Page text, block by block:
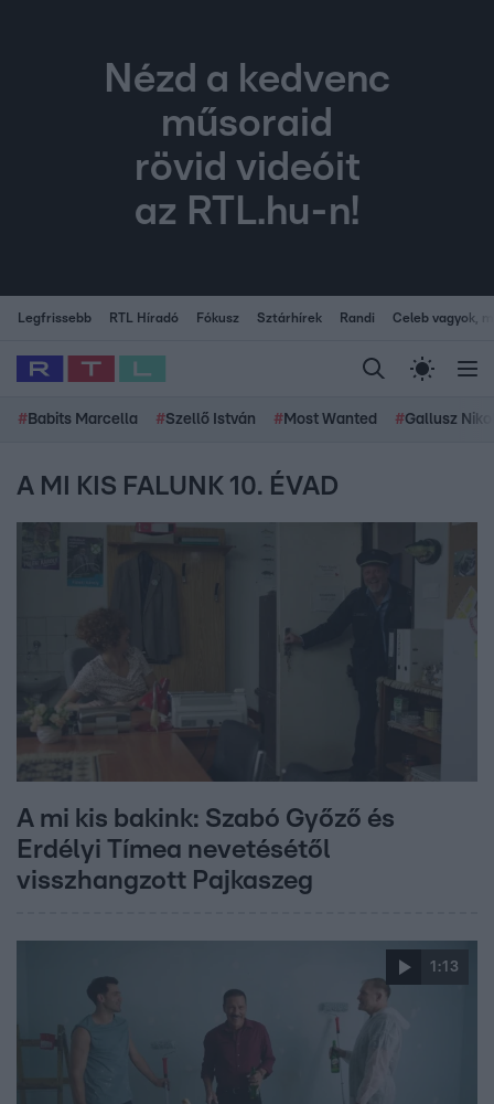
Nézd a kedvenc
műsoraid
rövid videóit
az RTL.hu-n!
Legfrissebb RTL Híradó Fókusz Sztárhírek Randi Celeb vagyok,
# Babits Marcella #Szellő István # Most Wanted #Gallusz
A MI KIS FALUNK 10. ÉVAD
A mi kis bakink: Szabó Győző és
Erdélyi Tímea nevetésétől
visszhangzott Pajkaszeg
1:13